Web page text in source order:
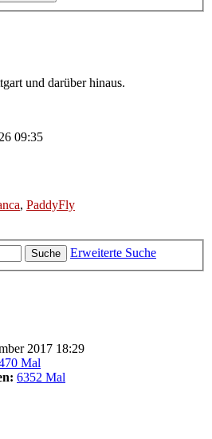
und darüber hinaus.
09:35
, PaddyFly
Suche
Erweiterte Suche
2017 18:29
Mal
6352 Mal